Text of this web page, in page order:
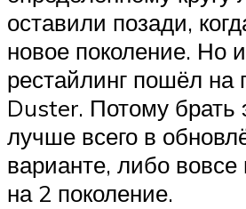
оставили позади,
новое поколение. Но
рестайлинг пошёл на
Duster. Потому брать
лучше всего в
варианте, либо вовсе
на 2 поколение.